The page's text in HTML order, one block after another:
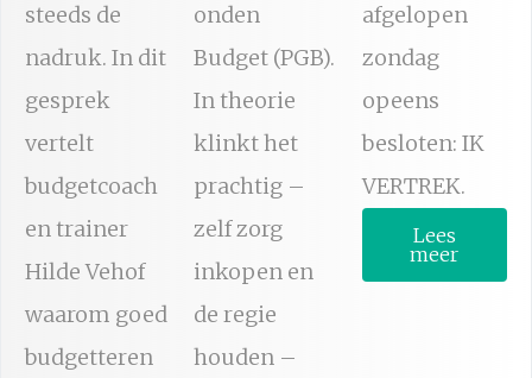
steeds de
nadruk. In dit
gesprek
vertelt
budgetcoach
en trainer
Hilde Vehof
waarom goed
budgetteren
onden
Budget (PGB).
In theorie
klinkt het
prachtig –
zelf zorg
inkopen en
de regie
houden –
afgelopen
zondag
opeens
besloten: IK
VERTREK.
Lees
meer